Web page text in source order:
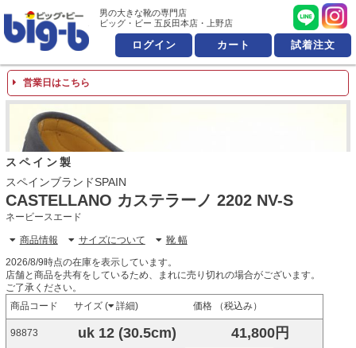
男の大きな靴の専門店 ビッ
男の大きな靴の専門店
ビッグ・ビー 五反田本店・上野店
ログイン カート 試着注文
営業日はこちら
スペイン製
スペインブランドSPAIN
CASTELLANO カステラーノ 2202 NV-S
ネービースエード
商品情報 サイズについて 靴 幅
2026/8/9時点の在庫を表示しています。
店舗と商品を共有をしているため、まれに売り切れの場合がございます。
ご了承ください。
商品コード
サイズ ( 詳細) 価格 （税込み）
98873 uk 12 (30.5cm) 41,800円